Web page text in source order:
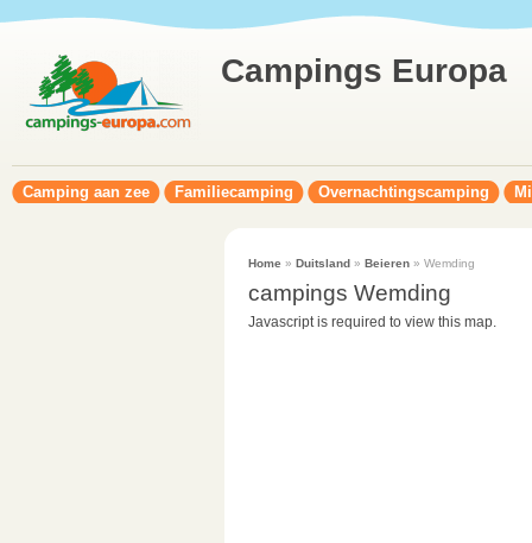
Campings Europa
Camping aan zee Familiecamping Overnachtingscamping
Home » Duitsland» Beieren» Wemding
campings Wemding
Javascript is required to view this map.